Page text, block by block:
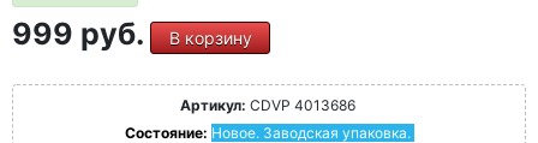
999 руб. В корзину
Артикул: CDVP 4013686
Состояние: Новое. Заводская упаковка.